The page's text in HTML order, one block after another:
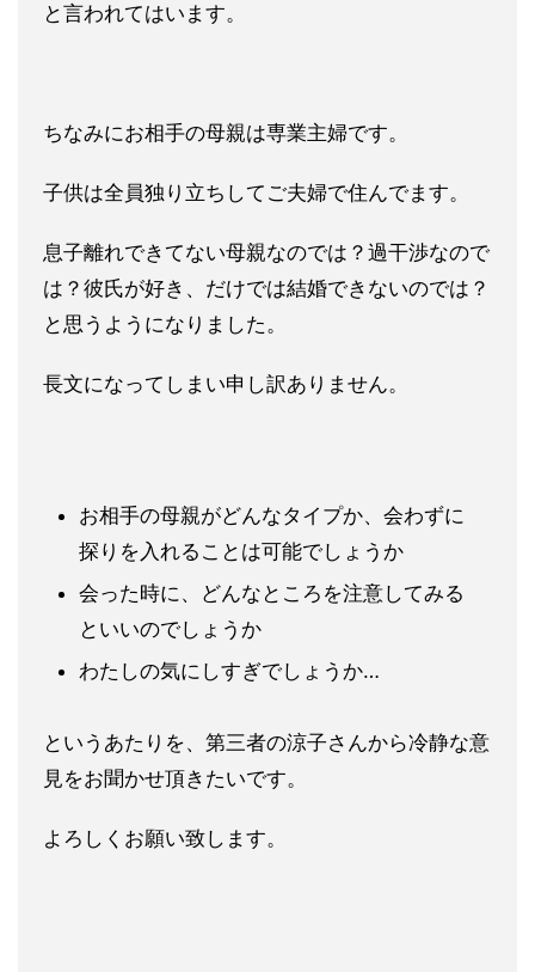
と言われてはいます。
ちなみにお相手の母親は専業主婦です。
子供は全員独り立ちしてご夫婦で住んでます。
息子離れできてない母親なのでは？過干渉なので
は？彼氏が好き、 だけでは結婚できないのでは？
と思うようになりました。
長文になってしまい申し訳ありません。
お相手の母親がどんなタイプか、会わずに
探りを入れることは可能でしょうか
会った時に、どんなところを注意してみる
といいのでしょうか
わたしの気にしすぎでしょうか…
というあたりを、第三者の涼子さんから冷静な意
見をお聞かせ頂き たいです。
よろしくお願い致します。